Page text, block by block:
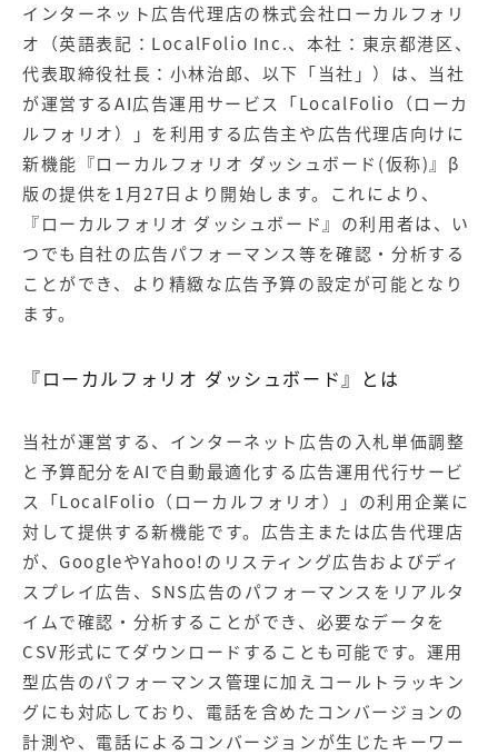
【店舗型ビジネス向け】エリ
ア
マーケティングサービス
【金融機関向け】マーケティ
ング
サービス
【IT企業向け】マーケティン
グ
サービス
SNSアカウント運用代行サー
ビス（LINE）
広告プロモーションの製品
【クリニック向け】新規集患
Web広告サービス
【歯科業界向け】新規集患
Web広告パッケージ
集客Web広告パッケージ
ジ
Web制作の製品
WEBプラス
インターネット広告代理店の株式会社ローカルフォリ
オ（英語表記：LocalFolio Inc.、本社：東京都港区、
代表取締役社長：小林治郎、以下「当社」）は、当社
が運営するAI広告運用サービス「LocalFolio（ローカ
ルフォリオ）」を利用する広告主や広告代理店向けに
新機能『ローカルフォリオ ダッシュボード(仮称)』β
版の提供を1月27日より開始します。これにより、
『ローカルフォリオ ダッシュボード』の利用者は、い
つでも自社の広告パフォーマンス等を確認・分析する
ことができ、より精緻な広告予算の設定が可能となり
ます。
『ローカルフォリオ ダッシュボード』とは
当社が運営する、インターネット広告の入札単価調整
と予算配分をAIで自動最適化する広告運用代行サービ
ス「LocalFolio（ローカルフォリオ）」の利用企業に
対して提供する新機能です。広告主または広告代理店
が、GoogleやYahoo!のリスティング広告およびディ
スプレイ広告、SNS広告のパフォーマンスをリアルタ
イムで確認・分析することができ、必要なデータを
CSV形式にてダウンロードすることも可能です。運用
型広告のパフォーマンス管理に加えコールトラッキン
グにも対応しており、電話を含めたコンバージョンの
計測や、電話によるコンバージョンが生じたキーワー